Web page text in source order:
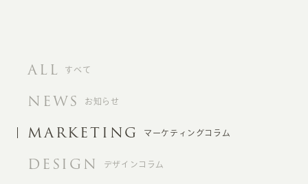
ALL すべて
NEWS お知らせ
MARKETING マーケティングコラム
DESIGN デザインコラム